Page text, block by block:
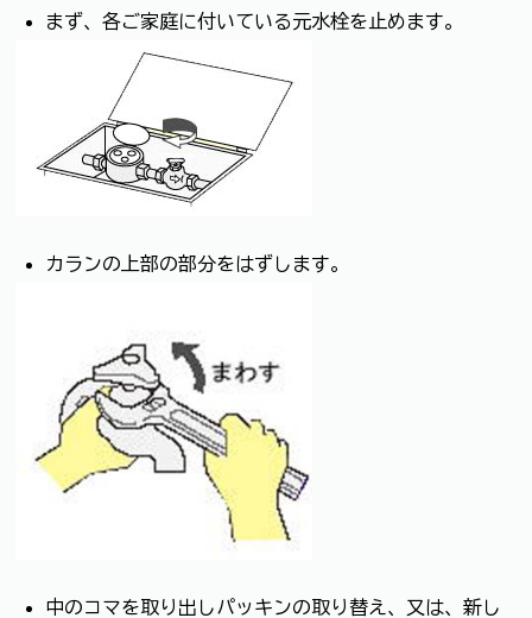
まず、各ご家庭に付いている元水栓を止めます。
カランの上部の部分をはずします。
中のコマを取り出しパッキンの取り替え、又は、新し